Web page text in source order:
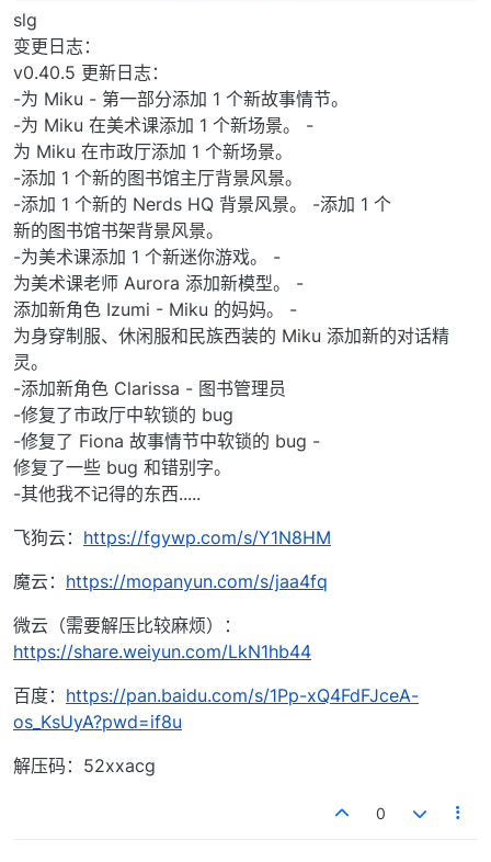
slg
变更日志：
v0.40.5 更新日志：
-为 Miku - 第一部分添加 1 个新故事情节。
-为 Miku 在美术课添加 1 个新场景。 -
为 Miku 在市政厅添加 1 个新场景。
-添加 1 个新的图书馆主厅背景风景。
-添加 1 个新的 Nerds HQ 背景风景。 -添加 1 个
新的图书馆书架背景风景。
-为美术课添加 1 个新迷你游戏。 -
为美术课老师 Aurora 添加新模型。 -
添加新角色 Izumi - Miku 的妈妈。 -
为身穿制服、休闲服和民族西装的 Miku 添加新的对话精
灵。
-添加新角色 Clarissa - 图书管理员
-修复了市政厅中软锁的 bug
-修复了 Fiona 故事情节中软锁的 bug -
修复了一些 bug 和错别字。
-其他我不记得的东西.....
飞狗云： https://fgywp.com/s/Y1N8HM
魔云： https://mopanyun.com/s/jaa4fq
微云（需要解压比较麻烦）：
https://share.weiyun.com/LkN1hb44
百度： https://pan.baidu.com/s/1Pp-xQ4FdFJceA-
os_KsUyA?pwd=if8u
解压码：52xxacg
0